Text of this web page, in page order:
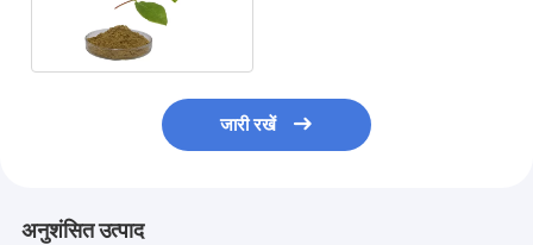
जारी रखें
अनुशंसित उत्पाद